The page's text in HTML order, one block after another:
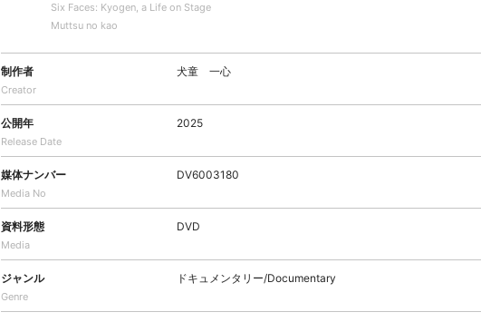
Six Faces: Kyogen, a Life on Stage
Muttsu no kao
制作者
Creator
犬童 一心
公開年
Release Date
2025
媒体ナンバー
Media No
DV6003180
資料形態
Media
DVD
ジャンル
Genre
ドキュメンタリー/Documentary